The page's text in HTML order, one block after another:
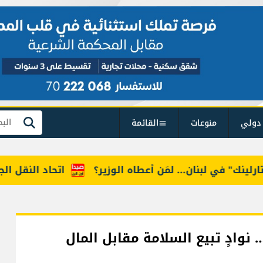
منوعات القائمة بحث
اتحاد النقل في لبنان... لمَن أعطاه الوزير؟
تبيع السلامة مقابل المال